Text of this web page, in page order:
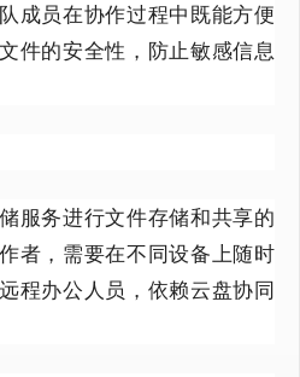
成员在协作过程中既能方便
件的安全性，防止敏感信息
服务进行文件存储和共享的
者，需要在不同设备上随时
程办公人员，依赖云盘协同